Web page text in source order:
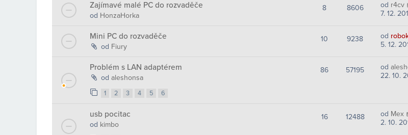
Zajímavé malé PC do rozvaděče
od HonzaHorka
8 8606 od r4cv
7. 12.
Mini PC do rozvaděče
od Fiury
10 9238 od
5. 12.
Problém s LAN adaptérem
od aleshonsa
1 2 3 4 5 6
86 57195 od
22. 10.
usb pocitac
od kimbo
16 12488 od Mex
2. 10.